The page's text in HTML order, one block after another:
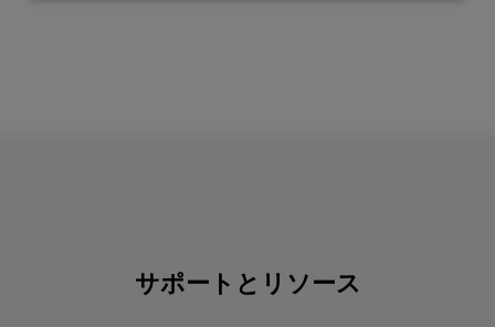
サポートとリソース